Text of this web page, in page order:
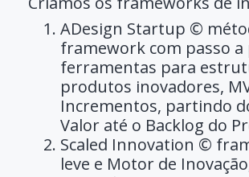
ADesign Startup ©
framework com passo a
ferramentas para
produtos inovadores,
Incrementos, partindo
Valor até o Backlog do
Scaled Innovation ©
leve e Motor de